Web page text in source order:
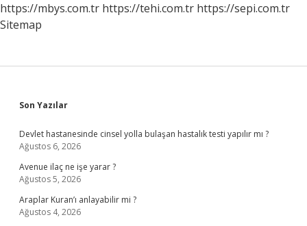
https://mbys.com.tr https://tehi.com.tr https://sepi.com.tr
Sitemap
Sidebar
Son Yazılar
Devlet hastanesinde cinsel yolla bulaşan hastalık testi yapılır mı ?
Ağustos 6, 2026
Avenue ilaç ne işe yarar ?
Ağustos 5, 2026
Araplar Kuran’ı anlayabilir mi ?
Ağustos 4, 2026